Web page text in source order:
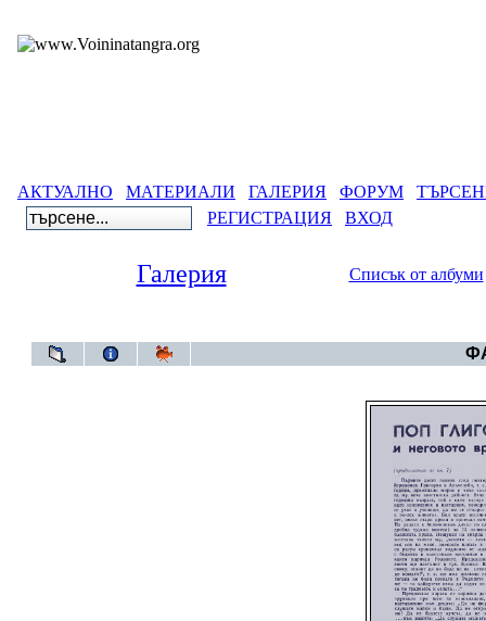
АКТУАЛНО МАТЕРИАЛИ ГАЛЕРИЯ ФОРУМ
РЕГИСТРАЦИЯ
ВХОД
Галерия Списък от албуми